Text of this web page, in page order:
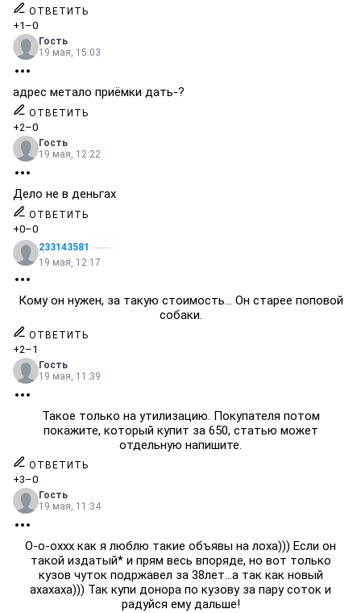
ОТВЕТИТЬ
+1 –0
Гость
19 мая, 15:03
адрес метало приёмки дать-?
ОТВЕТИТЬ
+2–0
Гость
19 мая, 12:22
Дело не в деньгах
ОТВЕТИТЬ
+0–0
233143581
19 мая, 12:17
Кому он нужен, за такую стоимость... Он старее поповой
собаки.
ОТВЕТИТЬ
+2–1
Гость
19 мая, 11:39
Такое только на утилизацию. Покупателя потом
покажите, который купит за 650, статью может
отдельную напишите.
ОТВЕТИТЬ
+3–0
Гость
19 мая, 11:34
О-о-оххх как я люблю такие объявы на лоха))) Если он
такой издатый* и прям весь впоряде, но вот только
кузов чуток подржавел за 38лет...а так как новый
ахахаха))) Так купи донора по кузову за пару соток и
радуйся ему дальше!